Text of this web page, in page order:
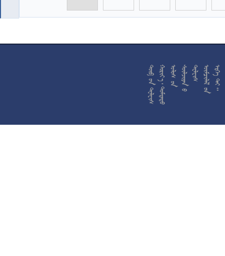










































































































